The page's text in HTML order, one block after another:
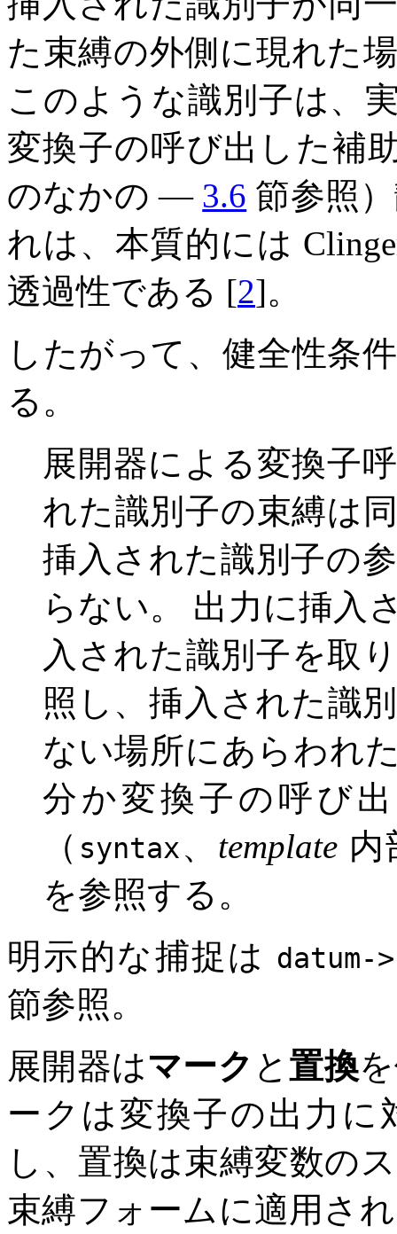
た束縛の外側に現れた
このような識別子は、
変換子の呼び出した補
のなかの — 3.6 節参照
れは、本質的には
透過性である [2]。
したがって、健全性条
る。
展開器による変換子
れた識別子の束縛は
挿入された識別子の
らない。 出力に挿入
入された識別子を取
照し、挿入された識
ない場所にあらわれ
分か変換子の呼び
（ syntax、 template 内
を参照する。
明示的な捕捉は datum-
節参照。
展開器はマーク と 置換
ークは変換子の出力に
し、置換は束縛変数の
束縛フォームに適用さ